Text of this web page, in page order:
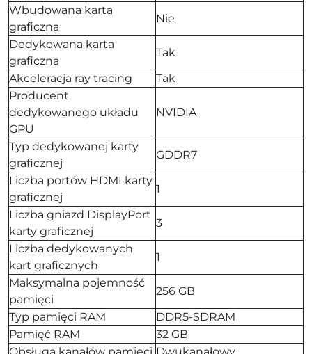
Wbudowana karta
graficzna
Nie
Dedykowana karta
graficzna
Tak
Akceleracja ray tracing
Tak
Producent
dedykowanego układu
GPU
NVIDIA
Typ dedykowanej karty
graficznej
GDDR7
Liczba portów HDMI karty
graficznej
1
Liczba gniazd DisplayPort
karty graficznej
3
Liczba dedykowanych
kart graficznych
1
Maksymalna pojemność
pamięci
256 GB
Typ pamięci RAM
DDR5-SDRAM
Pamięć RAM
32 GB